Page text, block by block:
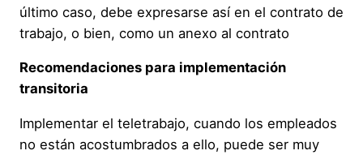
último caso, debe expresarse así en el contrato de
trabajo, o bien, como un anexo al contrato
Recomendaciones para implementación
transitoria
Implementar el teletrabajo, cuando los empleados
no están acostumbrados a ello, puede ser muy